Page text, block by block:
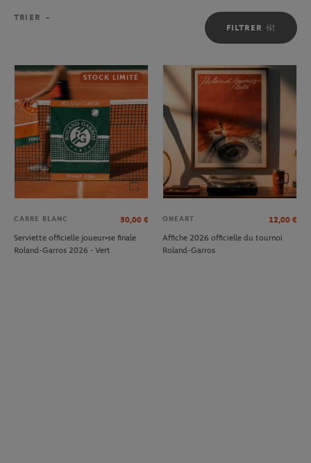
FILTRER
TRIER
STOCK LIMITÉ
CARRE BLANC 50,00 €
Serviette officielle joueur•se finale
Roland-Garros 2026 - Vert
ONEART 12,00 €
Affiche 2026 officielle du tournoi
Roland-Garros